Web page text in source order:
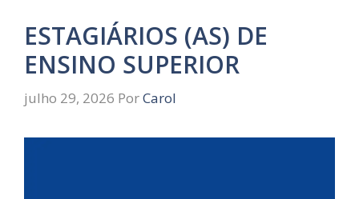
ESTAGIÁRIOS (AS) DE
ENSINO SUPERIOR
julho 29, 2026 PorCarol